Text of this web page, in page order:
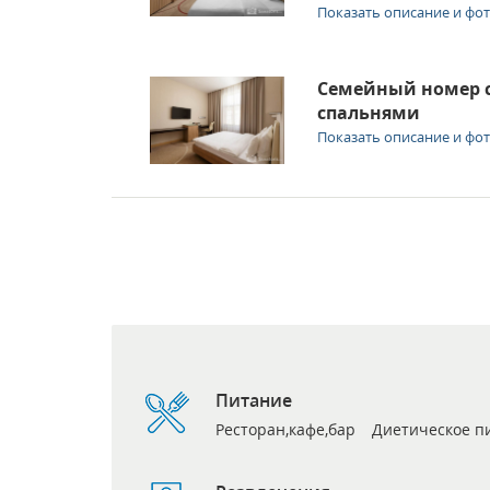
Показать описание и
Семейный номер
спальнями
Показать описание и
Питание
Ресторан,кафе,бар Диетическое